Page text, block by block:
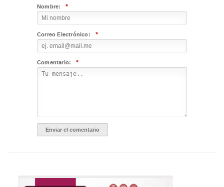
Nombre: *
Correo Electrónico: *
Comentario: *